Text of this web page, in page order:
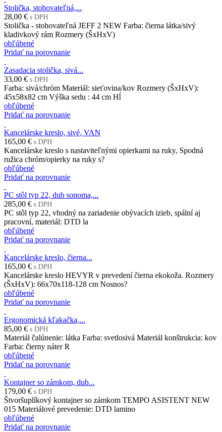
Stolička, stohovateľná,...
28,00 € s DPH
Stolička - stohovateľná JEFF 2 NEW Farba: čierna látka/sivý
kladivkový rám Rozmery (ŠxHxV)
obľúbené
Pridať na porovnanie
Zasadacia stolička, sivá...
33,00 € s DPH
Farba: sivá/chróm Materiál: sieťovina/kov Rozmery (ŠxHxV):
45x58x82 cm Výška sedu : 44 cm Hĺ
obľúbené
Pridať na porovnanie
Kancelárske kreslo, sivé, VAN
165,00 € s DPH
Kancelárske kreslo s nastaviteľnými opierkami na ruky, Spodná
ružica chróm/opierky na ruky s?
obľúbené
Pridať na porovnanie
PC stôl typ 22, dub sonoma,...
285,00 € s DPH
PC stôl typ 22, vhodný na zariadenie obývacích izieb, spální aj
pracovní, materiál: DTD la
obľúbené
Pridať na porovnanie
Kancelárske kreslo, čierna...
165,00 € s DPH
Kancelárske kreslo HEVYR v prevedení čierna ekokoža. Rozmery
(ŠxHxV): 66x70x118-128 cm Nosnos?
obľúbené
Pridať na porovnanie
Ergonomická kľakačka,...
85,00 € s DPH
Materiál čalúnenie: látka Farba: svetlosivá Materiál konštrukcia: kov
Farba: čierny náter R
obľúbené
Pridať na porovnanie
Kontajner so zámkom, dub...
179,00 € s DPH
Štvoršuplíkový kontajner so zámkom TEMPO ASISTENT NEW
015 Materiálové prevedenie: DTD lamino
obľúbené
Pridať na porovnanie